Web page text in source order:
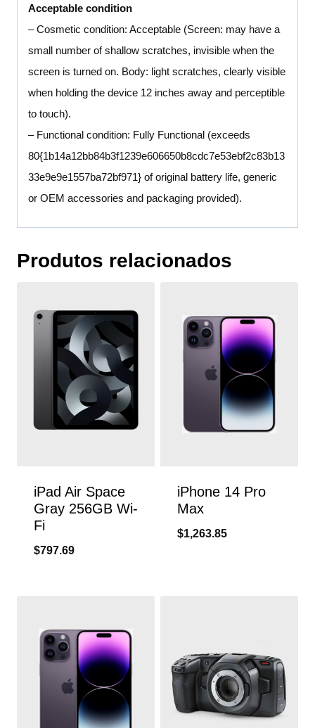
Acceptable condition
– Cosmetic condition: Acceptable (Screen: may have a
small number of shallow scratches, invisible when the
screen is turned on. Body: light scratches, clearly visible
when holding the device 12 inches away and perceptible
to touch).
– Functional condition: Fully Functional (exceeds
80{1b14a12bb84b3f1239e606650b8cdc7e53ebf2c83b13
33e9e9e1557ba72bf971} of original battery life, generic
or OEM accessories and packaging provided).
Produtos relacionados
iPad Air Space
Gray 256GB Wi-
Fi
$797.69
iPhone 14 Pro
Max
$1,263.85